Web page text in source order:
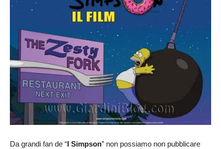
Da grandi fan de “I Simpson” non possiamo non pubblicare